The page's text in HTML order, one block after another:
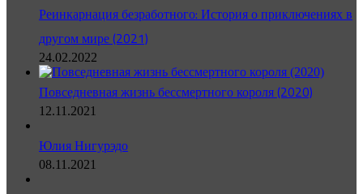
Реинкарнация безработного: История о приключениях в
другом мире (2021)
24.02.2022
Повседневная жизнь бессмертного короля (2020)
12.11.2021
Юлия Нигурэдо
08.11.2021